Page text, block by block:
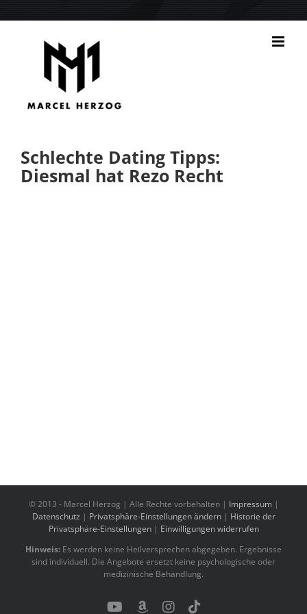
Schlechte Dating Tipps:
Diesmal hat Rezo Recht
© 2013 - Marcel Herzog | Alle Rechte vorbehalten | Impressum |
Datenschutz | Privatsphäre-Einstellungen ändern| Historie der
Privatsphäre-Einstellungen| Einwilligungen widerrufen
Hinweis: Es werden keine Heilversprechen abgegeben. Ergebnisse
sind individuell. Die Angebote ersetzt keine psychologische oder
medizinische Behandlung.
YouTubeBenutzerdefiniert
Instagram
Tiktok